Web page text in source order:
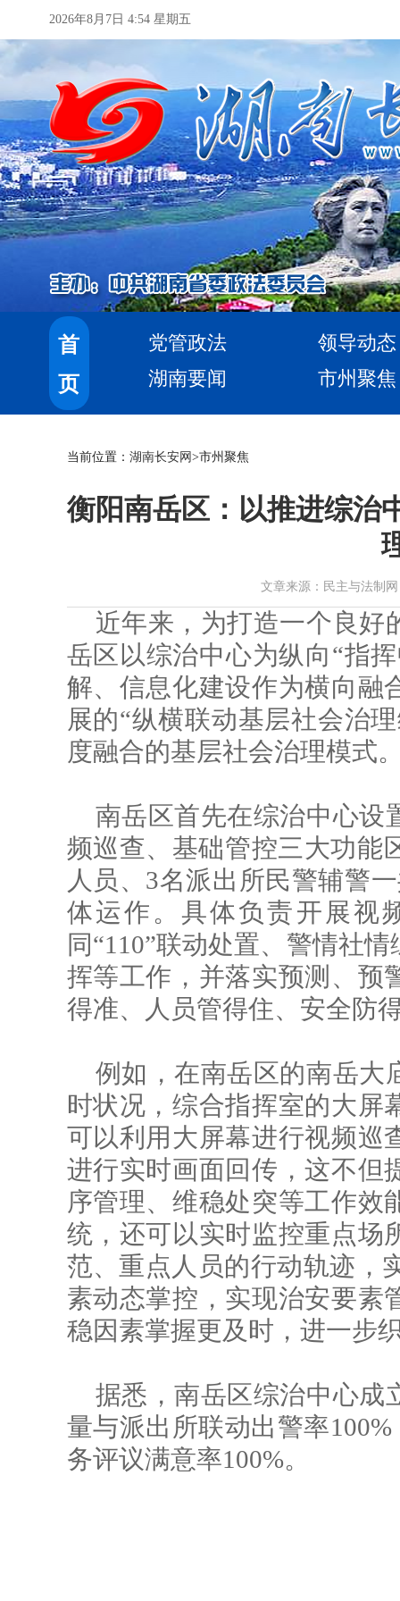
2026年8月7日 4:54 星期五
首
页
党管政法
领导动态
湖南要闻
市州聚焦
当前位置： 湖南长安网 >市州聚焦
衡阳南岳区：以推进综治
文章来源：民主与法制
近年来，为打造一个良好
岳区以综治中心为纵向“指
解、信息化建设作为横向融
展的“纵横联动基层社会治
度融合的基层社会治理模式
南岳区首先在综治中心设
频巡查、基础管控三大功能
人员、3名派出所民警辅警
体运作。具体负责开展视
同“110”联动处置、警情社
挥等工作，并落实预测、预
得准、人员管得住、安全防
例如，在南岳区的南岳大
时状况，综合指挥室的大屏
可以利用大屏幕进行视频巡
进行实时画面回传，这不但
序管理、维稳处突等工作效
统，还可以实时监控重点场
范、重点人员的行动轨迹，
素动态掌控，实现治安要素
稳因素掌握更及时，进一步
据悉，南岳区综治中心成
量与派出所联动出警率
务评议满意率100%。